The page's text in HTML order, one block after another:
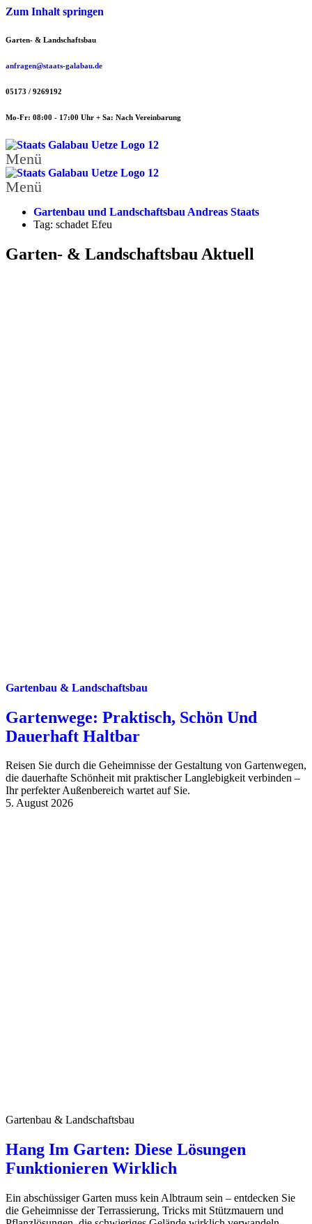
Zum Inhalt springen
Garten- & Landschaftsbau
anfragen@staats-galabau.de
05173 / 9269192
Mo-Fr: 08:00 - 17:00 Uhr + Sa: Nach Vereinbarung
Menü
Menü
Gartenbau und Landschaftsbau Andreas Staats
Tag: schadet Efeu
Garten- & Landschaftsbau Aktuell
Gartenbau & Landschaftsbau
Gartenwege: Praktisch, Schön Und
Dauerhaft Haltbar
Reisen Sie durch die Geheimnisse der Gestaltung von Gartenwegen,
die dauerhafte Schönheit mit praktischer Langlebigkeit verbinden –
Ihr perfekter Außenbereich wartet auf Sie.
5. August 2026
Gartenbau & Landschaftsbau
Hang Im Garten: Diese Lösungen
Funktionieren Wirklich
Ein abschüssiger Garten muss kein Albtraum sein – entdecken Sie
die Geheimnisse der Terrassierung, Tricks mit Stützmauern und